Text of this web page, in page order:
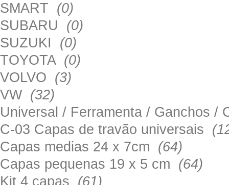
SMART (0)
SUBARU (0)
SUZUKI (0)
TOYOTA (0)
VOLVO (3)
VW (32)
Universal / Ferramenta / Ganchos
C-03 Capas de travão universais
Capas medias 24 x 7cm (64)
Capas pequenas 19 x 5 cm (64)
Kit 4 capas (61)